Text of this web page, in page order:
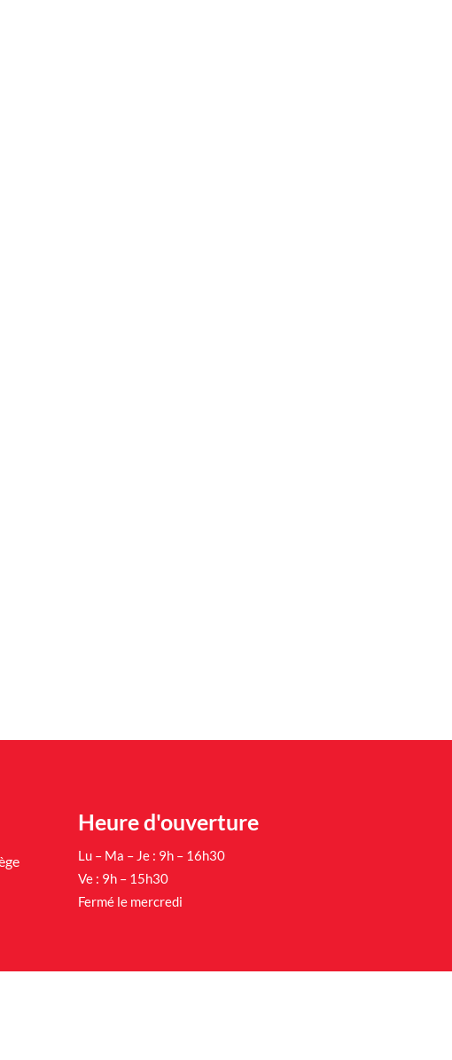
Heure d'ouverture
Lu – Ma – Je : 9h – 16h30
Ve : 9h – 15h30
Fermé le mercredi